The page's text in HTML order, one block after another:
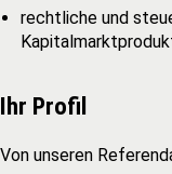
rechtliche und
Ihr Profil
Von unseren